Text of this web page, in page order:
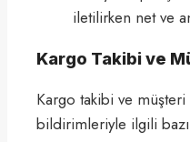
iletilirken net ve
Kargo Takibi ve
Kargo takibi ve
bildirimleriyle ilgili